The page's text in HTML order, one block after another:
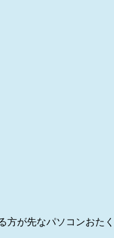
方が先なパソコンおた